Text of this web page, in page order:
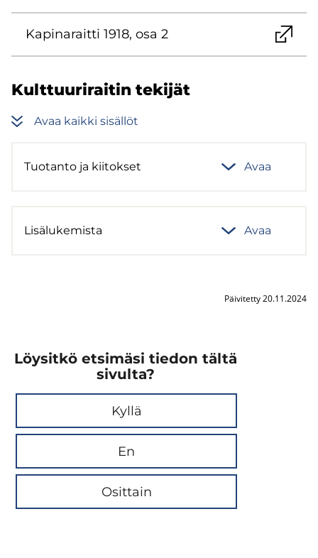
Ka­pi­na­rait­ti 1918, osa 2
Kult­tuu­ri­rai­tin te­ki­jät
Avaa kaik­ki si­säl­löt
Tuo­tan­to ja kii­tok­set Avaa
Li­sä­lu­ke­mis­ta Avaa
Päivitetty 20.11.2024
Löysitkö etsimäsi tiedon tältä
sivulta?
Kyllä
En
Osittain